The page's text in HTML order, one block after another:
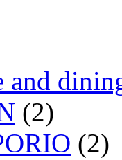
and
(2)
(2)